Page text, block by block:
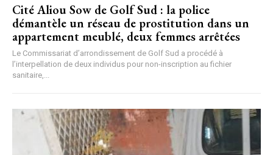
Cité Aliou Sow de Golf Sud : la police
démantèle un réseau de prostitution dans un
appartement meublé, deux femmes arrêtées
Le Commissariat d’arrondissement de Golf Sud a procédé à
l’interpellation de deux individus pour non-inscription au fichier
sanitaire,...